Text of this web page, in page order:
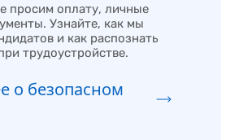
просим оплату, личные
Узнайте, как мы
и как распознать
трудоустройстве.
о безопасном